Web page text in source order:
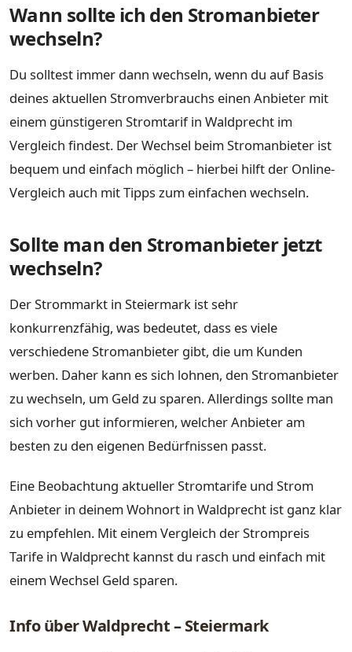
Wann sollte ich den Stromanbieter
wechseln?
Du solltest immer dann wechseln, wenn du auf Basis
deines aktuellen Stromverbrauchs einen Anbieter mit
einem günstigeren Stromtarif in Waldprecht im
Vergleich findest. Der Wechsel beim Stromanbieter ist
bequem und einfach möglich – hierbei hilft der Online-
Vergleich auch mit Tipps zum einfachen wechseln.
Sollte man den Stromanbieter jetzt
wechseln?
Der Strommarkt in Steiermark ist sehr
konkurrenzfähig, was bedeutet, dass es viele
verschiedene Stromanbieter gibt, die um Kunden
werben. Daher kann es sich lohnen, den Stromanbieter
zu wechseln, um Geld zu sparen. Allerdings sollte man
sich vorher gut informieren, welcher Anbieter am
besten zu den eigenen Bedürfnissen passt.
Eine Beobachtung aktueller Stromtarife und Strom
Anbieter in deinem Wohnort in Waldprecht ist ganz klar
zu empfehlen. Mit einem Vergleich der Strompreis
Tarife in Waldprecht kannst du rasch und einfach mit
einem Wechsel Geld sparen.
Info über Waldprecht – Steiermark